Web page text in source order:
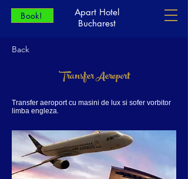
Apart Hotel
Bucharest
Book!
Back
Transfer Aeroport
Transfer aeroport cu masini de lux si sofer vorbitor
limba engleza.